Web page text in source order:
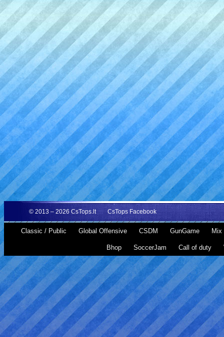
© 2013 – 2026 CsTops.lt CsTops Facebook
Classic / Public Global Offensive CSDM GunGame Mix
Bhop SoccerJam Call of duty